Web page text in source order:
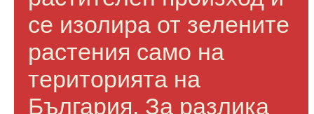
се изолира от зелените
растения само на
територията на
България. За разлика